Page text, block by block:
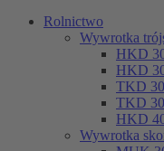
Rolnictwo
Wywrotka
HKD
HKD
TKD
TKD
HKD
Wywrotka